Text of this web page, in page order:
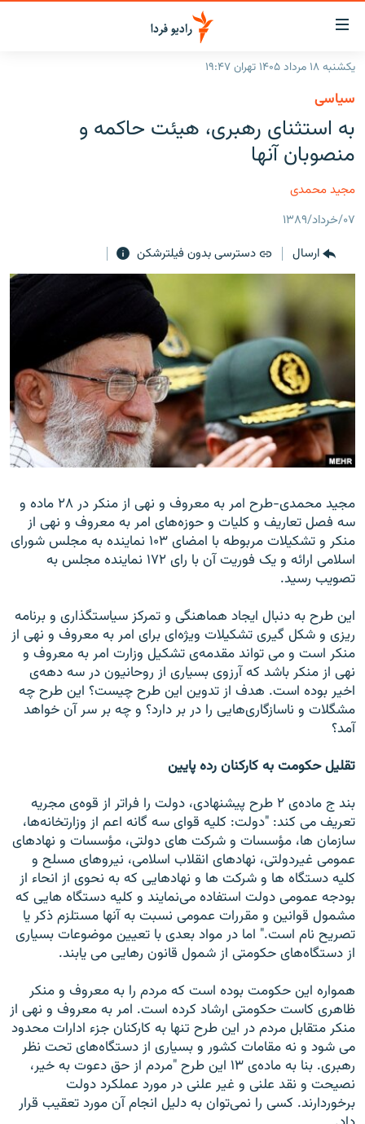
لینک‌های
قابلیت
دسترسی
بازگشت
منوی
اصلی
به
صفحه
ایران
جهان
فرکانس‌ها
چندرسانه‌ای
گزارش‌های تصویری
گزارش‌های ویدئویی
زنان فردا
English
به ما بپیوندید
زبان‌های دیگر
یکشنبه ۱۸ مرداد ۱۴۰۵ تهران ۱۹:۴۷
سیاسی
به استثنای رهبری، هيئت حاکمه و
منصوبان آنها
مجید محمدی
۰۷/خرداد/۱۳۸۹
ارسال
دسترسی بدون فیلترشکن
مجید محمدی-طرح امر به معروف و نهی از منکر در ۲۸ ماده و
سه فصل تعاريف و کليات و حوزه‌های امر به معروف و نهی از
منکر و تشکيلات مربوطه با امضای ۱۰۳ نماينده به مجلس شورای
اسلامی ارائه و يک فوريت آن با رای ۱۷۲ نماينده مجلس به
تصويب رسيد.
اين طرح به دنبال ايجاد هماهنگی و تمرکز سياستگذاری و برنامه
ريزی و شکل گيری تشکيلات ويژه‌ای برای امر به معروف و نهی از
منکر است و می تواند مقدمه‌ی تشکيل وزارت امر به معروف و
نهی از منکر باشد که آرزوی بسياری از روحانيون در سه دهه‌ی
اخير بوده است. هدف از تدوين اين طرح چيست؟ اين طرح چه
مشگلات و ناسازگاری‌هايی را در بر دارد؟ و چه بر سر آن خواهد
آمد؟
تقليل حکومت به کارکنان رده پايين
بند ج ماده‌ی ۲ طرح پيشنهادی، دولت را فراتر از قوه‌ی مجريه
تعريف می کند: "دولت: کليه قوای سه گانه اعم از وزارتخانه‌ها،
سازمان ها، مؤسسات و شرکت های دولتی، مؤسسات و نهادهای
عمومی غيردولتی، نهادهای انقلاب اسلامی، نيروهای مسلح و
کليه دستگاه ها و شرکت ها و نهادهايی که به نحوی از انحاء از
بودجه عمومی دولت استفاده می‌نمايند و کليه دستگاه هايی که
مشمول قوانين و مقررات عمومی نسبت به آنها مستلزم ذکر يا
تصريح نام است." اما در مواد بعدی با تعيين موضوعات بسياری
از دستگاه‌های حکومتی از شمول قانون رهايی می يابند.
همواره اين حکومت بوده است که مردم را به معروف و منکر
ظاهری کاست حکومتی ارشاد کرده است. امر به معروف و نهی از
منکر متقابل مردم در اين طرح تنها به کارکنان جزء ادارات محدود
می شود و نه مقامات کشور و بسياری از دستگاه‌های تحت نظر
رهبری. بنا به ماده‌ی ۱۳ اين طرح "مردم از حق دعوت به خير،
نصيحت و نقد علنی و غير علنی در مورد عملکرد دولت
برخوردارند. کسی را نمی‌توان به دليل انجام آن مورد تعقيب قرار